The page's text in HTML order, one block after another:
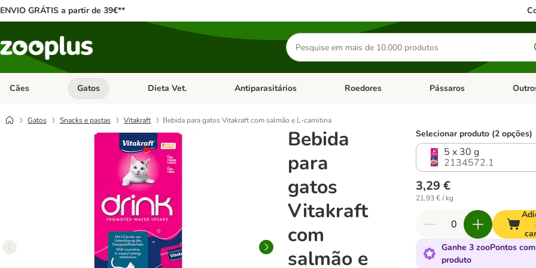
ENVIO GRÁTIS a partir de 39€**
Pesquisar
produtos
Cães Abrir menu de categoria: Cães
Gatos Abrir menu de categoria: Gatos
Dieta Vet. Abrir menu de categoria: Dieta Vet.
Antiparasitários Abrir menu de categoria: Antiparasitários
Roedores Abrir menu de categoria:
Pássaros Abrir
Gatos Snacks e pastas Vitakraft Bebida para gatos Vitakraft com salmão e L-carnitina
Bebida
para
gatos
Vitakraft
com
salmão e
Selecionar produto (2 opções)
5 x 30 g
2134572.1
3,29 €
21,93 € / kg
Ganhe 3 zooPontos
produto